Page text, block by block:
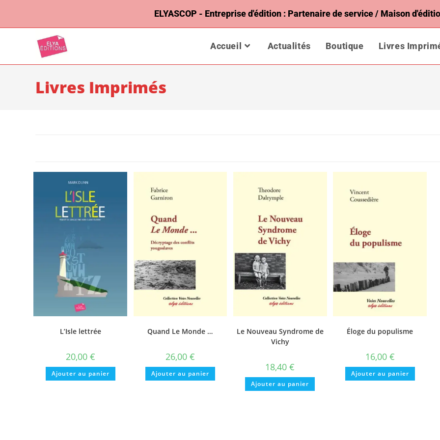
ELYASCOP - Entreprise d'édition : Partenaire de service / Maison
Accueil Actualités Boutique Livres
Livres Imprimés
L’Isle lettrée
20,00 €
Ajouter au panier
Quand Le Monde …
26,00 €
Ajouter au panier
Le Nouveau Syndrome de
Vichy
18,40€
Ajouter au panier
Éloge du populisme
16,00 €
Ajouter au panier